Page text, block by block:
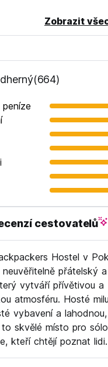
Zobrazit
(664)
cestovatelů
Hostel v
přátelský
vytváří přívětivou a
atmosféru. Hosté
vybavení a
skvělé místo pro
kteří chtějí poznat lidi.